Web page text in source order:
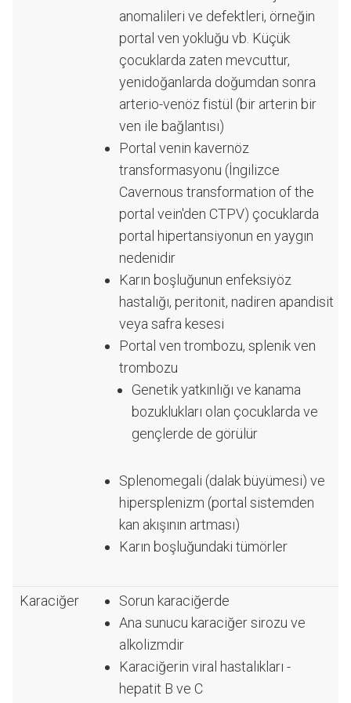
anomalileri ve defektleri, örneğin
portal ven yokluğu vb. Küçük
çocuklarda zaten mevcuttur,
yenidoğanlarda doğumdan sonra
arterio-venöz fistül (bir arterin bir
ven ile bağlantısı)
Portal venin kavernöz
transformasyonu (İngilizce
Cavernous transformation of the
portal vein'den CTPV) çocuklarda
portal hipertansiyonun en yaygın
nedenidir
Karın boşluğunun enfeksiyöz
hastalığı, peritonit, nadiren apandisit
veya safra kesesi
Portal ven trombozu, splenik ven
trombozu
Genetik yatkınlığı ve kanama
bozuklukları olan çocuklarda ve
gençlerde de görülür
Splenomegali (dalak büyümesi) ve
hipersplenizm (portal sistemden
kan akışının artması)
Karın boşluğundaki tümörler
Karaciğer
Sorun karaciğerde
Ana sunucu karaciğer sirozu ve
alkolizmdir
Karaciğerin viral hastalıkları -
hepatit B ve C